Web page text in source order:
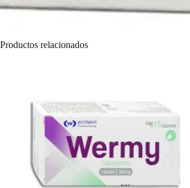
Productos relacionados